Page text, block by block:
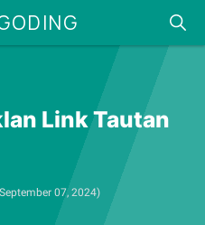
Link Tautan
September 07, 2024)